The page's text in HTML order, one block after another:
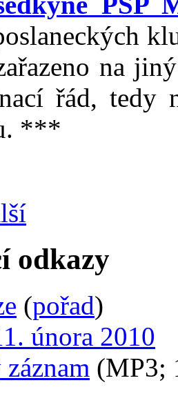
na
řád, tedy
***
odkazy
(pořad)
února 2010
(MP3;